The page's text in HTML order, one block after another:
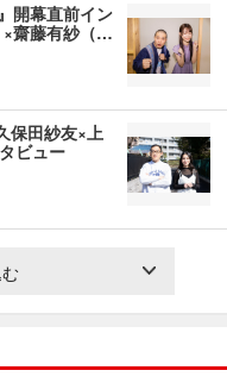
開幕直前イン
×齋藤有紗（…
保田紗友×上
ビュー